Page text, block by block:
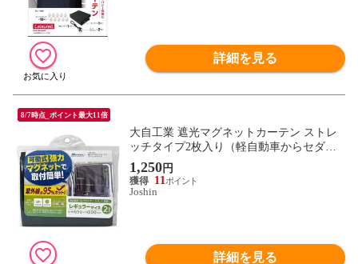
詳細を見る
8/7時点_ポイント最大11倍
大自工業 遮光マグネットカーテン ストレ
ッチタイプ2枚入り（軽自動車からセダン
まで対応） meltec CM-NR 【返品種別A】
1,250円
11
Joshin
詳細を見る